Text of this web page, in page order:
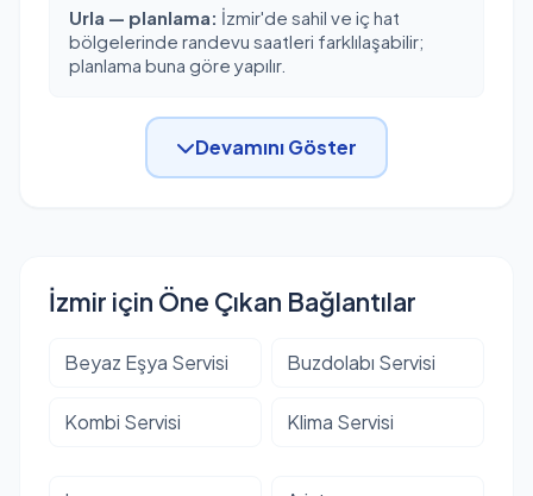
Urla — planlama: İzmir'de sahil ve iç hat
bölgelerinde randevu saatleri farklılaşabilir;
planlama buna göre yapılır.
Devamını Göster
İzmir için Öne Çıkan Bağlantılar
Beyaz Eşya Servisi Buzdolabı Servisi
Kombi Servisi Klima Servisi